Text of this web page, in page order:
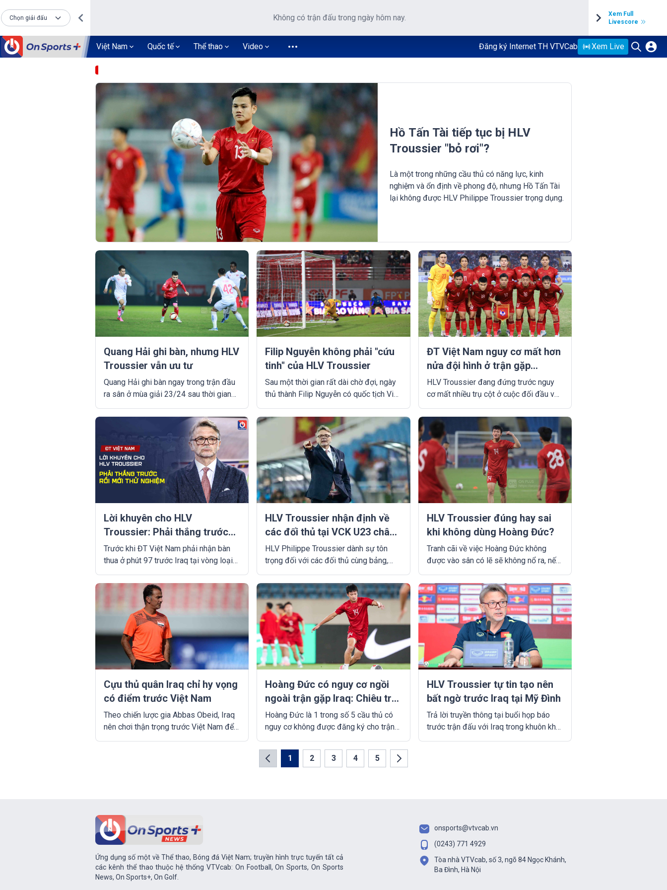
Chọn giải đấu Không có trận đấu trong ngày hôm nay.
Xem Full
Livescore
Việt Nam Quốc tế Thể thao Video Đăng ký Internet TH VTVCab Xem Live
Hồ Tấn Tài tiếp tục bị HLV
Troussier "bỏ rơi"?
Là một trong những cầu thủ có năng lực, kinh
nghiệm và ổn định về phong độ, nhưng Hồ Tấn Tài
lại không được HLV Philippe Troussier trọng dụng.
Quang Hải ghi bàn, nhưng HLV
Troussier vẫn ưu tư
Quang Hải ghi bàn ngay trong trận đầu
ra sân ở mùa giải 23/24 sau thời gian
khiến HLV Troussier hết ưu tư với dàn
Filip Nguyễn không phải "cứu
tinh" của HLV Troussier
Sau một thời gian rất dài chờ đợi, ngày
thủ thành Filip Nguyễn có quốc tịch Việt
hoan của người hâm mộ.
ĐT Việt Nam nguy cơ mất hơn
nửa đội hình ở trận gặp
Indonesia trên sân nhà
HLV Troussier đang đứng trước nguy
cơ mất nhiều trụ cột ở cuộc đối đầu với
thứ 2 World Cup 2026 khu vực châu Á
Lời khuyên cho HLV
Troussier: Phải thắng trước
rồi mới thử nghiệm
Trước khi ĐT Việt Nam phải nhận bàn
thua ở phút 97 trước Iraq tại vòng loại
tất cả đều phải kinh ngạc. Bởi xét về thế
trận, đoàn quân của HLV Philippe
Troussier tỏ ra lép vế toàn tập trước
HLV Troussier nhận định về
các đối thủ tại VCK U23 châu
Á 2024
HLV Philippe Troussier dành sự tôn
trọng đối với các đối thủ cùng bảng,
mình đang sở hữu sự tự tin và nền tảng
nhất định để sẵn sàng đương đầu với
thử thách sắp tới.
HLV Troussier đúng hay sai
khi không dùng Hoàng Đức?
Tranh cãi về việc Hoàng Đức không
được vào sân có lẽ sẽ không nổ ra, nếu
Iraq. Mặc dù vậy, nếu HLV Troussier giữ
nguyên quan điểm của mình và đến khi
ĐT Việt Nam có kết quả thi đấu không
tốt, sớm muộn điều này vẫn sẽ xảy ra.
Cựu thủ quân Iraq chỉ hy vọng
có điểm trước Việt Nam
Theo chiến lược gia Abbas Obeid, Iraq
nên chơi thận trọng trước Việt Nam để
Hoàng Đức có nguy cơ ngồi
ngoài trận gặp Iraq: Chiêu trò
của ông Troussier?
Hoàng Đức là 1 trong số 5 cầu thủ có
nguy cơ không được đăng ký cho trận
đây có phải "chiêu trò" khiến giới truyền
thông và đối thủ việt vị từ phía HLV
HLV Troussier tự tin tạo nên
bất ngờ trước Iraq tại Mỹ Đình
Trả lời truyền thông tại buổi họp báo
trước trận đấu với Iraq trong khuôn khổ
1 2 3 4 5
Ứng dụng số một về Thể thao, Bóng đá Việt Nam; truyền hình trực tuyến tất cả
các kênh thể thao thuộc hệ thống VTVcab: On Football, On Sports, On Sports
News, On Sports+, On Golf.
onsports@vtvcab.vn
(0243) 771 4929
Tòa nhà VTVcab, số 3, ngõ 84 Ngọc Khánh,
Ba Đình, Hà Nội